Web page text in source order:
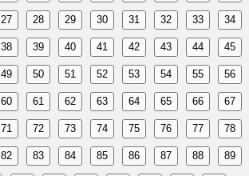
27 28 29 30 31 32 33 34
38 39 40 41 42 43 44 45
49 50 51 52 53 54 55 56
60 61 62 63 64 65 66 67
71 72 73 74 75 76 77 78
82 83 84 85 86 87 88 89